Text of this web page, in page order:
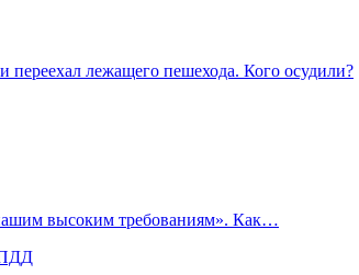
переехал лежащего пешехода. Кого осудили?
высоким требованиям». Как…
ПДД